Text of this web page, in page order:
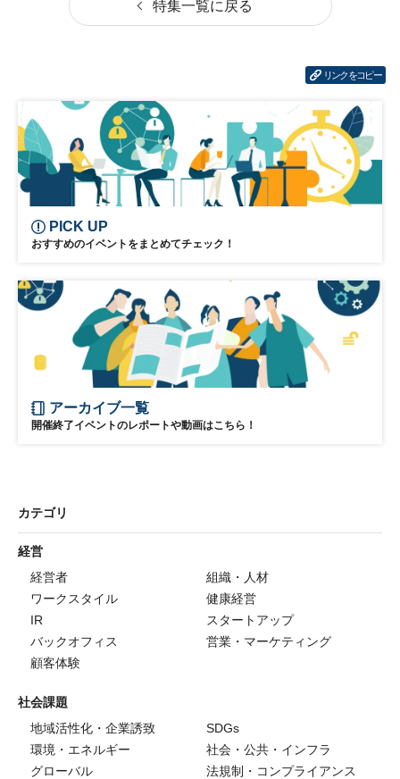
人材活用 ビジネス変革 組織
特集一覧に戻る
リンクをコピー
PICK UP
おすすめのイベントをまとめてチェック！
アーカイブ一覧
開催終了イベントのレポートや動画はこちら！
カテゴリ
経営
経営者
組織・人材
ワークスタイル
健康経営
IR
スタートアップ
バックオフィス
営業・マーケティング
顧客体験
社会課題
地域活性化・企業誘致
SDGs
環境・エネルギー
社会・公共・インフラ
グローバル
法規制・コンプライアンス